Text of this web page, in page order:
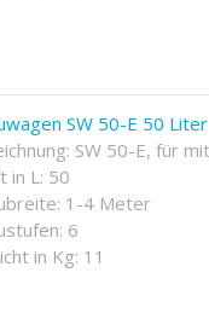
SW 50-E 50 Liter
SW 50-E, für
in L: 50
1-4 Meter
6
in Kg: 11